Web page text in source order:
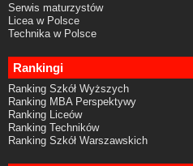
Serwis maturzystów
Licea w Polsce
Technika w Polsce
Rankingi
Ranking Szkół Wyższych
Ranking MBA Perspektywy
Ranking Liceów
Ranking Techników
Ranking Szkół Warszawskich